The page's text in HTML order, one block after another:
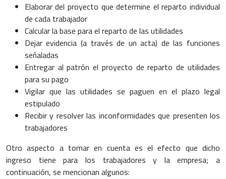
Elaborar del proyecto que determine el reparto individual
de cada trabajador
Calcular la base para el reparto de las utilidades
Dejar evidencia (a través de un acta) de las funciones
señaladas
Entregar al patrón el proyecto de reparto de utilidades
para su pago
Vigilar que las utilidades se paguen en el plazo legal
estipulado
Recibir y resolver las inconformidades que presenten los
trabajadores
Otro aspecto a tomar en cuenta es el efecto que dicho
ingreso tiene para los trabajadores y la empresa; a
continuación, se mencionan algunos: